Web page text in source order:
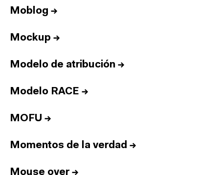
Moblog →
Mockup →
Modelo de atribución →
Modelo RACE →
MOFU →
Momentos de la verdad →
Mouse over→
Talento
Premios
Contacto
English
Instagram1.898 Youtube212